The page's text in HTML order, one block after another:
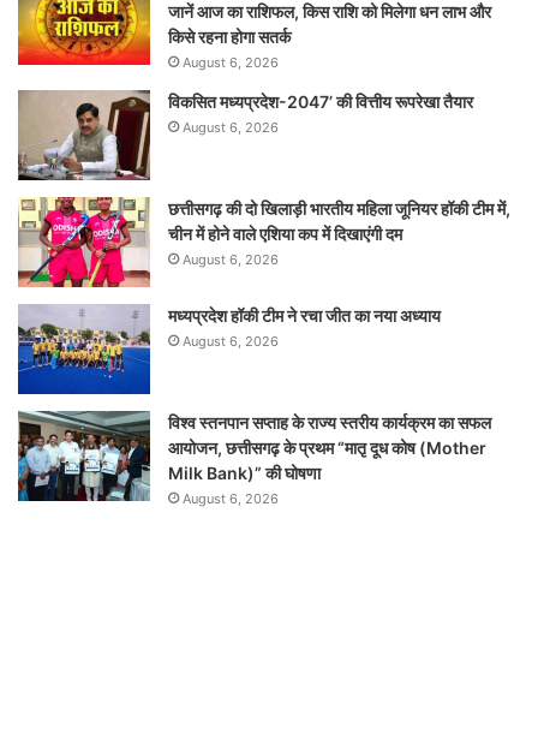
जानें आज का राशिफल, किस राशि को मिलेगा धन लाभ और
किसे रहना होगा सतर्क
August 6, 2026
विकसित मध्यप्रदेश-2047’ की वित्तीय रूपरेखा तैयार
August 6, 2026
छत्तीसगढ़ की दो खिलाड़ी भारतीय महिला जूनियर हॉकी टीम में,
चीन में होने वाले एशिया कप में दिखाएंगी दम
August 6, 2026
मध्यप्रदेश हॉकी टीम ने रचा जीत का नया अध्याय
August 6, 2026
विश्व स्तनपान सप्ताह के राज्य स्तरीय कार्यक्रम का सफल
आयोजन, छत्तीसगढ़ के प्रथम “मातृ दूध कोष (Mother
Milk Bank)” की घोषणा
August 6, 2026